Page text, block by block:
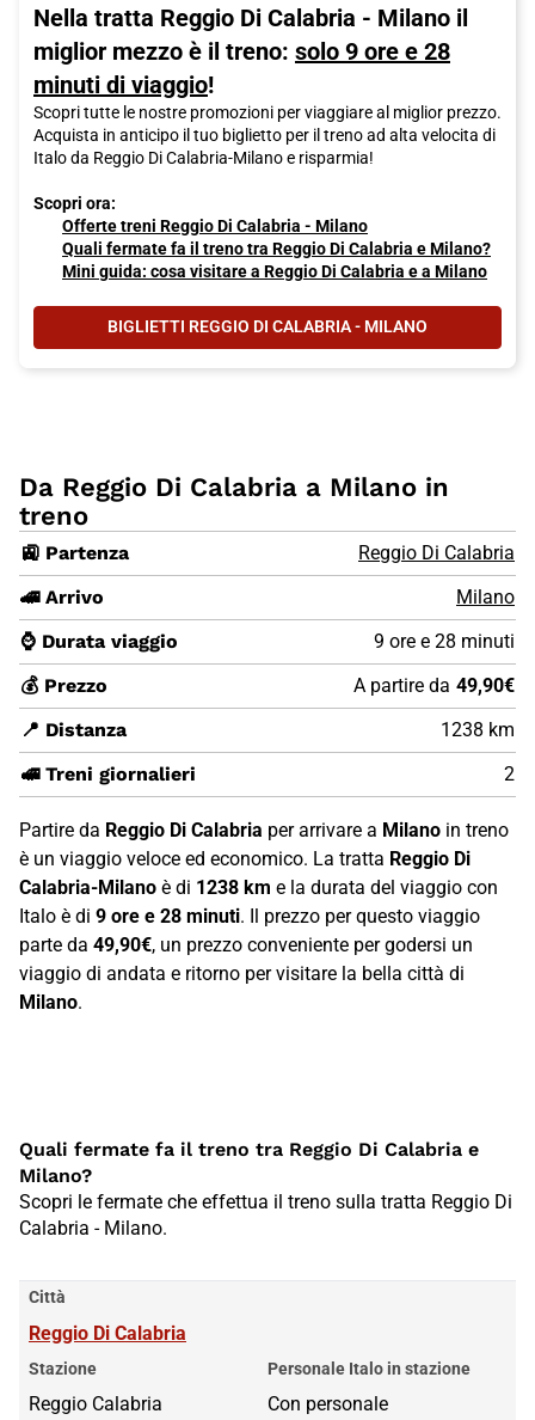
Nella tratta Reggio Di Calabria - Milano il
miglior mezzo è il treno: solo 9 ore e 28
minuti di viaggio!
Scopri tutte le nostre promozioni per viaggiare al miglior prezzo.
Acquista in anticipo il tuo biglietto per il treno ad alta velocita di
Italo da Reggio Di Calabria-Milano e risparmia!
Scopri ora:
Offerte treni Reggio Di Calabria - Milano
Quali fermate fa il treno tra Reggio Di Calabria e Milano?
Mini guida: cosa visitare a Reggio Di Calabria e a Milano
BIGLIETTI REGGIO DI CALABRIA - MILANO
Da Reggio Di Calabria a Milano in
treno
🚉 Partenza
Reggio Di Calabria
🚄 Arrivo
Milano
⌚ Durata viaggio
9 ore e 28 minuti
💰 Prezzo
A partire da 49,90€
📍 Distanza
1238 km
🚅 Treni giornalieri
2
Partire da Reggio Di Calabria per arrivare a Milano in treno
è un viaggio veloce ed economico. La tratta Reggio Di
Calabria-Milano è di 1238 km e la durata del viaggio con
Italo è di 9 ore e 28 minuti. Il prezzo per questo viaggio
parte da 49,90€, un prezzo conveniente per godersi un
viaggio di andata e ritorno per visitare la bella città di
Milano.
Quali fermate fa il treno tra Reggio Di Calabria e
Milano?
Scopri le fermate che effettua il treno sulla tratta Reggio Di
Calabria - Milano.
Città
Reggio Di Calabria
Stazione
Reggio Calabria
Personale Italo in stazione
Con personale